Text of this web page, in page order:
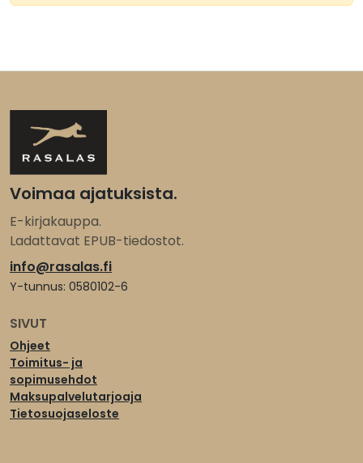
Voimaa ajatuksista.
E-kirjakauppa.
Ladattavat EPUB-tiedostot.
info@rasalas.fi
Y-tunnus: 0580102-6
SIVUT
Ohjeet
Toimitus- ja
sopimusehdot
Maksupalvelutarjoaja
Tietosuojaseloste